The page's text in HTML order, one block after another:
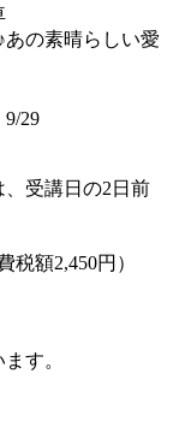
の素晴らしい愛
9/29
受講日の2日前
税額2,450円）
す。